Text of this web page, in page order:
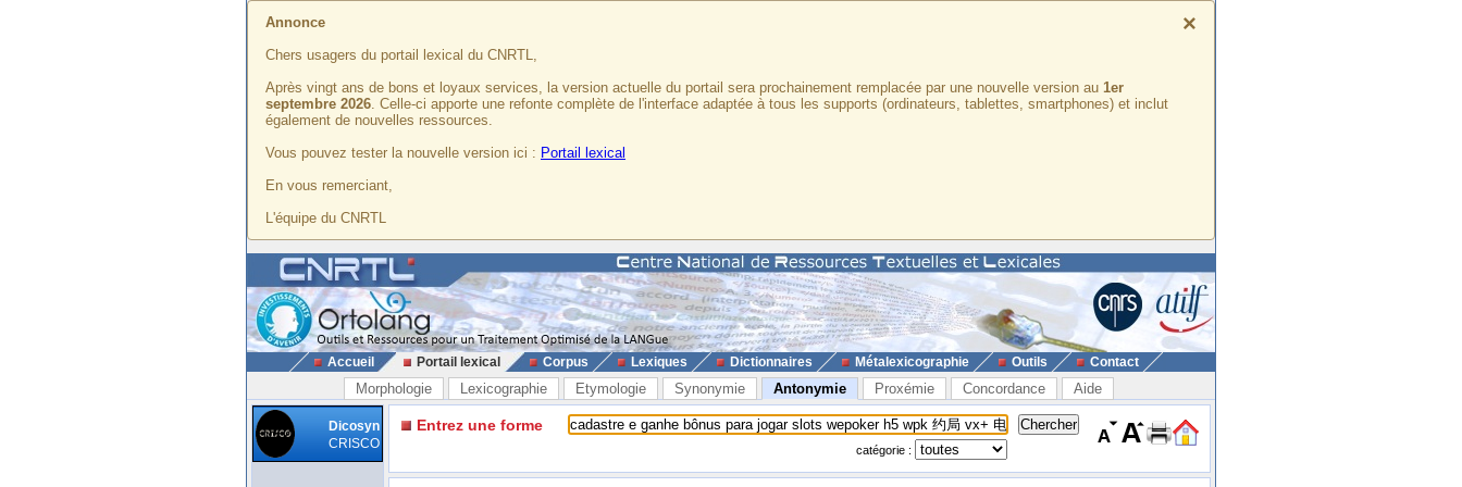
×
Annonce
Chers usagers du portail lexical du CNRTL,
Après vingt ans de bons et loyaux services, la version actuelle du portail sera prochainement remplacée par une nouvelle version au 1er
septembre 2026. Celle-ci apporte une refonte complète de l'interface adaptée à tous les supports (ordinateurs, tablettes, smartphones) et inclut
également de nouvelles ressources.
Vous pouvez tester la nouvelle version ici : Portail lexical
En vous remerciant,
L'équipe du CNRTL
Accueil Portail lexical Corpus Lexiques Dictionnaires Métalexicographie Outils Contact
Morphologie Lexicographie Etymologie Synonymie Antonymie Proxémie Concordance Aide
Dicosyn
CRISCO
Entrez une forme
catégorie :